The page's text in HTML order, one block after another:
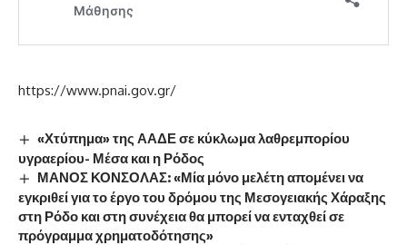
https://www.pnai.gov.gr/
«Χτύπημα» της ΑΑΔΕ σε κύκλωμα λαθρεμπορίου
υγραερίου- Μέσα και η Ρόδος
ΜΑΝΟΣ ΚΟΝΣΟΛΑΣ: «Μία μόνο μελέτη απομένει να
εγκριθεί για το έργο του δρόμου της Μεσογειακής Χάραξης
στη Ρόδο και στη συνέχεια θα μπορεί να ενταχθεί σε
πρόγραμμα χρηματοδότησης»